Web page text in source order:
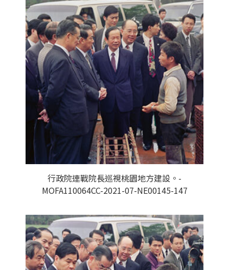
行政院連戰院長巡視桃園地方建設。-
MOFA110064CC-2021-07-NE00145-147